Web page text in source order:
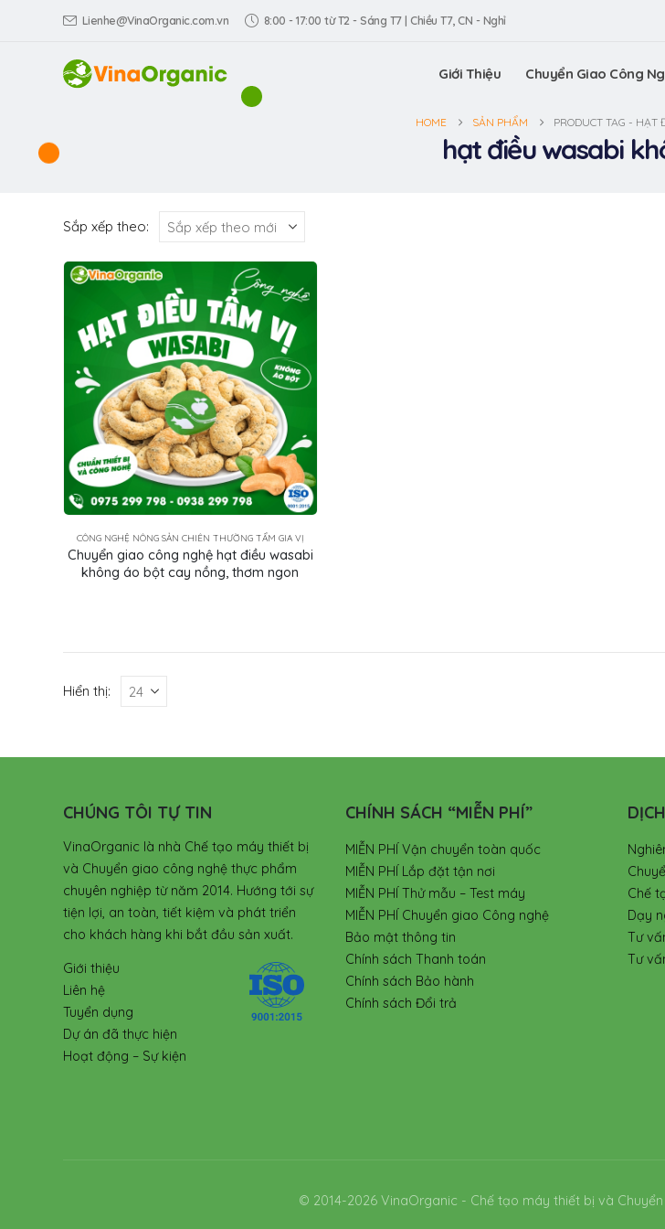
Lienhe@VinaOrganic.com.vn 8:00 - 17:00 từ T2 - Sáng T7 | Chiều T7, CN - Nghỉ
Giới Thiệu Chuyển Giao Công
HOME SẢN PHẨM PRODUCT TAG - HẠT
hạt điều wasabi
Sắp xếp theo:
CÔNG NGHỆ NÔNG SẢN CHIÊN THƯỜNG TẨM GIA VỊ
Chuyển giao công nghệ hạt điều wasabi
không áo bột cay nồng, thơm ngon
Hiển thị:
CHÚNG TÔI TỰ TIN
VinaOrganic là nhà Chế tạo máy thiết bị
và Chuyển giao công nghệ thực phẩm
chuyên nghiệp từ năm 2014. Hướng tới sự
tiện lợi, an toàn, tiết kiệm và phát triển
cho khách hàng khi bắt đầu sản xuất.
Giới thiệu
Liên hệ
Tuyển dụng
Dự án đã thực hiện
Hoạt động – Sự kiện
CHÍNH SÁCH “MIỄN PHÍ”
MIỄN PHÍ Vận chuyển toàn quốc
MIỄN PHÍ Lắp đặt tận nơi
MIỄN PHÍ Thử mẫu – Test máy
MIỄN PHÍ Chuyển giao Công nghệ
Bảo mật thông tin
Chính sách Thanh toán
Chính sách Bảo hành
Chính sách Đổi trả
Chế
Dạy
Tư
Tư
© 2014-2026 VinaOrganic - Chế tạo máy thiết bị và